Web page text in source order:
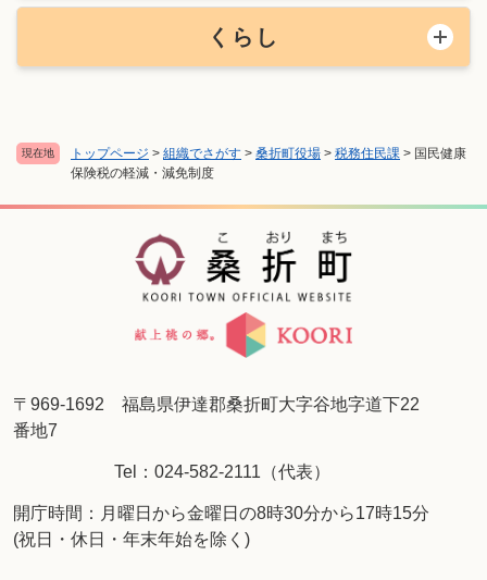
現在地 トップページ > 組織でさがす > 桑折町役場 > 税務住民課 > 国民健康
保険税の軽減・減免制度
くらし
〒969-1692 福島県伊達郡桑折町大字谷地字道下22
番地7
Tel：024-582-2111（代表）
開庁時間：月曜日から金曜日の8時30分から17時15分
(祝日・休日・年末年始を除く)